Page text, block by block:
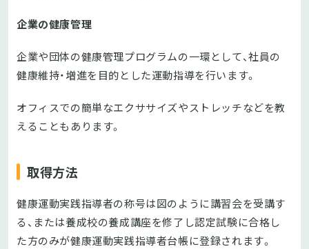
企業の健康管理
企業や団体の健康管理プログラムの一環として、社員の
健康維持・増進を目的とした運動指導を行います。
オフィスでの簡単なエクササイズやストレッチなどを教
えることもあります。
取得方法
健康運動実践指導者の称号は図のように講習会を受講す
る、または養成校の養成講座を修了し認定試験に合格し
た方のみが健康運動実践指導者台帳に登録されます。